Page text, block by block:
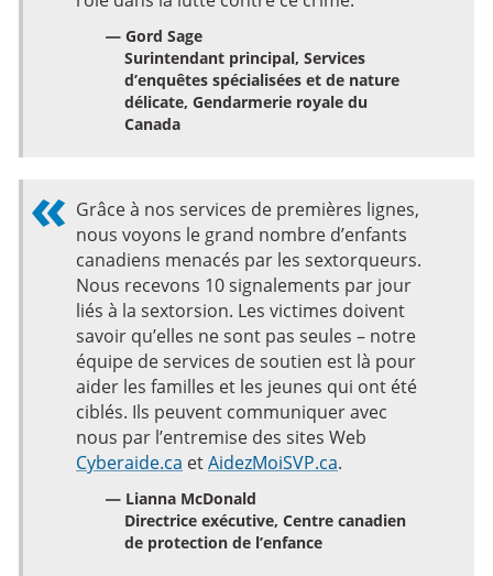
— Gord Sage
Surintendant principal, Services
d’enquêtes spécialisées et de nature
délicate, Gendarmerie royale du
Canada
Grâce à nos services de premières lignes,
nous voyons le grand nombre d’enfants
canadiens menacés par les sextorqueurs.
Nous recevons 10 signalements par jour
liés à la sextorsion. Les victimes doivent
savoir qu’elles ne sont pas seules – notre
équipe de services de soutien est là pour
aider les familles et les jeunes qui ont été
ciblés. Ils peuvent communiquer avec
nous par l’entremise des sites Web
Cyberaide.ca etAidezMoiSVP.ca.
— Lianna McDonald
Directrice exécutive, Centre canadien
de protection de l’enfance